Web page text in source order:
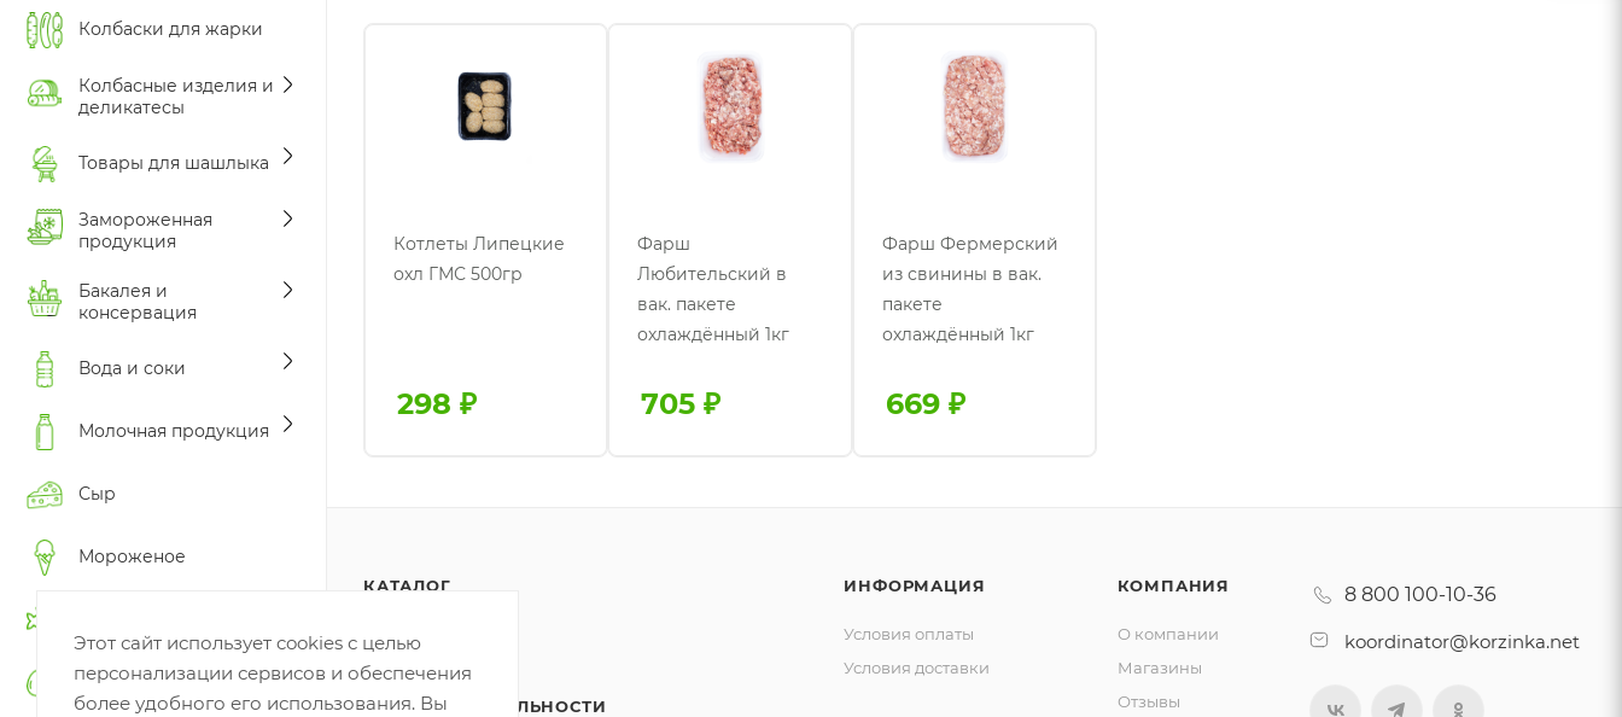
Колбаски для жарки
Колбасные изделия и
деликатесы
Товары для шашлыка
Замороженная
продукция
Бакалея и
консервация
Вода и соки
Молочная продукция
Сыр
Мороженое
Яйцо
Котлеты Липецкие
охл ГМС 500гр
298 ₽
Фарш
Любительский в
вак. пакете
охлаждённый 1кг
705 ₽
Фарш Фермерский
из свинины в вак.
пакете
охлаждённый 1кг
669₽
КАТАЛОГ
ПОЛИТИКА
КОНФИДЕНЦИАЛЬНОСТИ
ИНФОРМАЦИЯ
Условия оплаты
Условия доставки
КОМПАНИЯ
О компании
Магазины
Отзывы
8 800 100-10-36
koordinator@korzinka.net
Этот сайт использует cookies с целью
персонализации сервисов и обеспечения
более удобного его использования. Вы